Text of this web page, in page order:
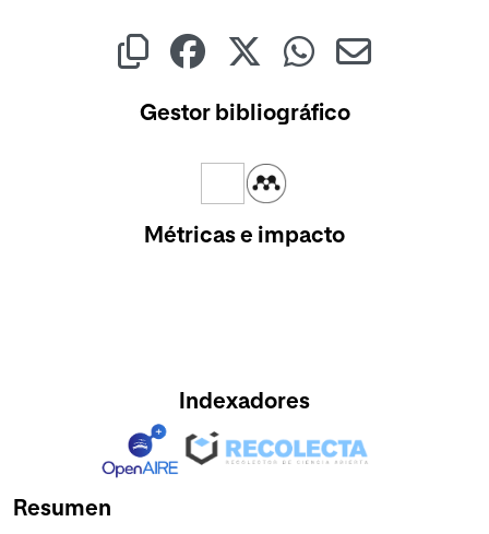
Gestor bibliográfico
Métricas e impacto
Indexadores
Resumen